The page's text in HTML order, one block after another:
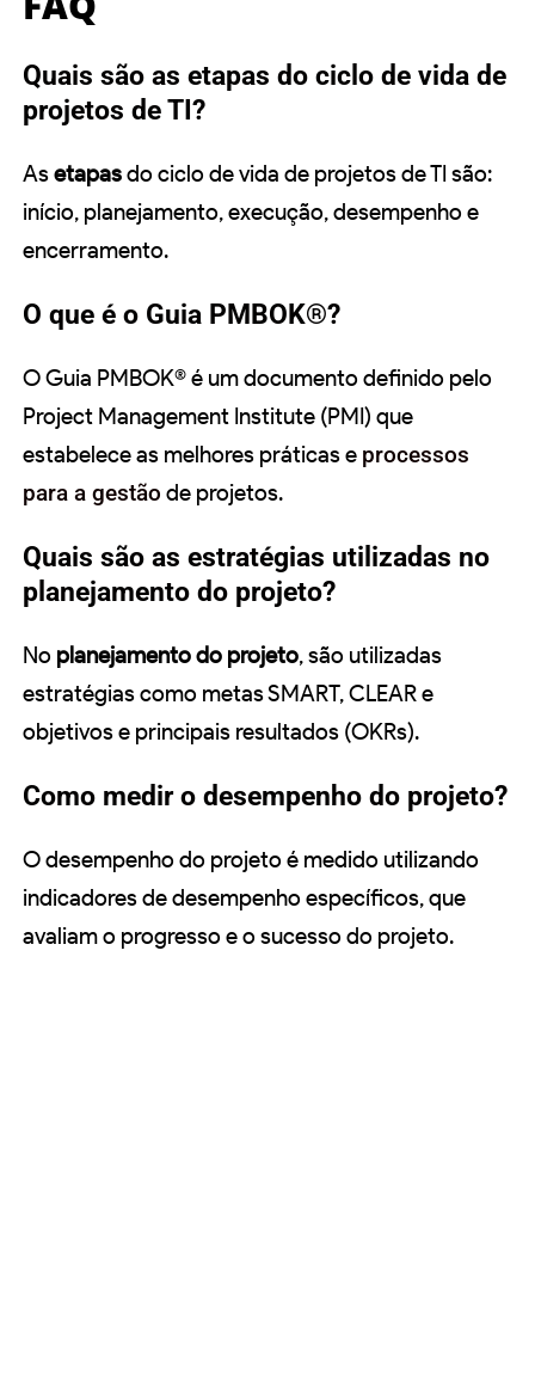
Quais são as etapas do ciclo de vida de
projetos de TI?
Asetapasdo ciclo de vida de projetos de TI são:
início, planejamento, execução, desempenho e
encerramento.
O que é o Guia PMBOK®?
O Guia PMBOK® é um documento definido pelo
Project Management Institute (PMI) que
estabelece as melhores práticas e processos
para a gestão de projetos.
Quais são as estratégias utilizadas no
planejamento do projeto?
No planejamento do projeto, são utilizadas
estratégias como metas SMART, CLEAR e
objetivos e principais resultados (OKRs).
Como medir o desempenho do projeto?
O desempenho do projeto é medido utilizando
indicadores de desempenho específicos, que
avaliam o progresso e o sucesso do projeto.